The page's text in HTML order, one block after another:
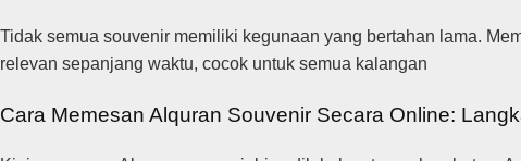
Tidak semua souvenir memiliki kegunaan yang bertahan lama.
relevan sepanjang waktu, cocok untuk semua kalangan
Cara Memesan Alquran Souvenir Secara Online: